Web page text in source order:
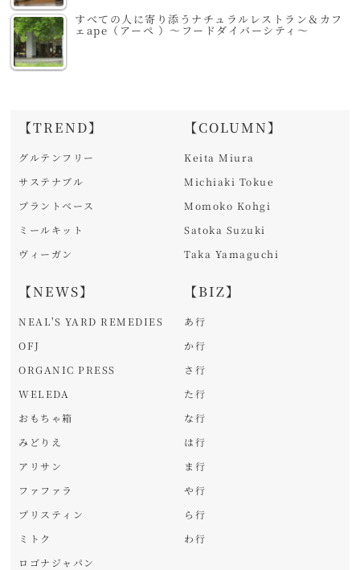
すべての人に寄り添うナチュラルレストラン＆カフ
ェape（アーペ ）～フードダイバーシティ～
【TREND】
グルテンフリー
サステナブル
プラントベース
ミールキット
ヴィーガン
【NEWS】
NEAL'S YARD REMEDIES
OFJ
ORGANIC PRESS
WELEDA
おもちゃ箱
みどりえ
アリサン
ファファラ
プリスティン
ミトク
ロゴナジャパン
【COLUMN】
Keita Miura
Michiaki Tokue
Momoko Kohgi
Satoka Suzuki
Taka Yamaguchi
【BIZ】
あ行
か行
さ行
た行
な行
は行
ま行
や行
ら行
わ行